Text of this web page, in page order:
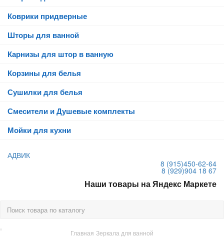
Коврики придверные
Шторы для ванной
Карнизы для штор в ванную
Корзины для белья
Сушилки для белья
Смесители и Душевые комплекты
Мойки для кухни
АДВИК
8 (915)450-62-64
8 (929)904 18 67
Наши товары на Яндекс Маркете
Главная Зеркала для ванной